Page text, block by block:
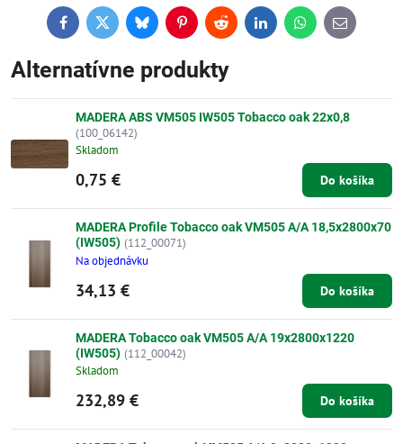
FacebookTwitterBlueskyPinterestReddit LinkedInWhatsApp
E-
mail
Alternatívne produkty
MADERA ABS VM505 IW505 Tobacco oak 22x0,8
(100_06142)
Skladom
0,75 € Do košíka
MADERA Profile Tobacco oak VM505 A/A 18,5x2800x70
(IW505) (112_00071)
Na objednávku
34,13 € Do košíka
MADERA Tobacco oak VM505 A/A 19x2800x1220
(IW505) (112_00042)
Skladom
232,89 € Do košíka